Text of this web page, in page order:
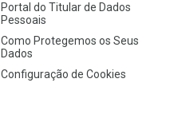
Portal do Titular de Dados
Pessoais
Como Protegemos os Seus
Dados
Configuração de Cookies